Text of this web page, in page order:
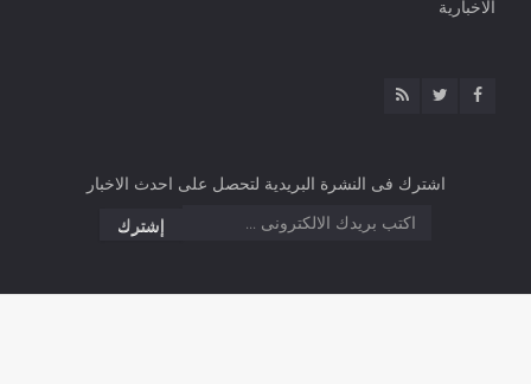
الاخبارية
اشترك فى النشرة البريدية لتحصل على احدث الاخبار